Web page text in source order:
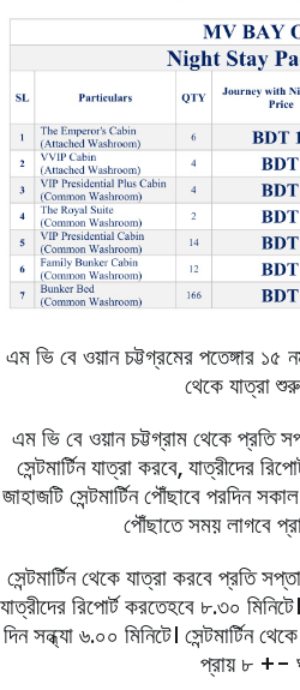
এম ভি বে ওয়ান চট্টগ্রমের পতেঙ্গার ১৫
থেকে যাত্রা
এম ভি বে ওয়ান চট্টগ্রাম থেকে প্রতি
সেন্টমার্টিন যাত্রা করবে, যাত্রীদের
জাহাজটি সেন্টমার্টিন পৌঁছাবে পরদিন
পৌঁছাতে সময় লাগবে
সেন্টমার্টিন থেকে যাত্রা করবে প্রতি
যাত্রীদের রিপোর্ট করতেহবে ৮.৩০
দিন সন্ধ্যা ৬.০০ মিনিটে। সেন্টমার্টিন
প্রায় ৮ +-